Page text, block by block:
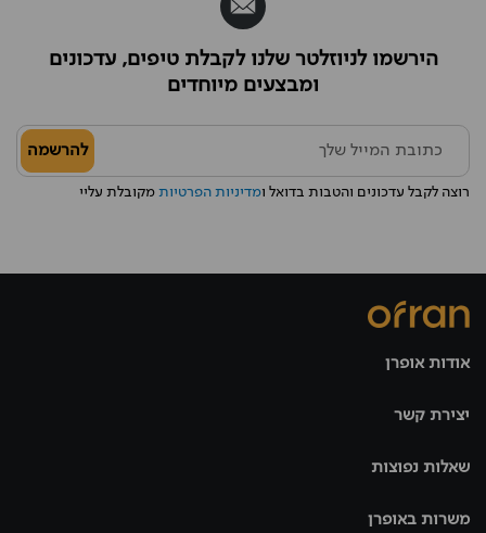
הירשמו לניוזלטר שלנו לקבלת טיפים, עדכונים
ומבצעים מיוחדים
רוצה לקבל עדכונים והטבות בדואל ומדיניות הפרטיות מקובלת עליי
להרשמה
אודות אופרן
יצירת קשר
שאלות נפוצות
משרות באופרן